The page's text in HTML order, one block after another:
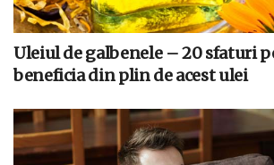
Uleiul de galbenele – 20 sfaturi
beneficia din plin de acest ulei